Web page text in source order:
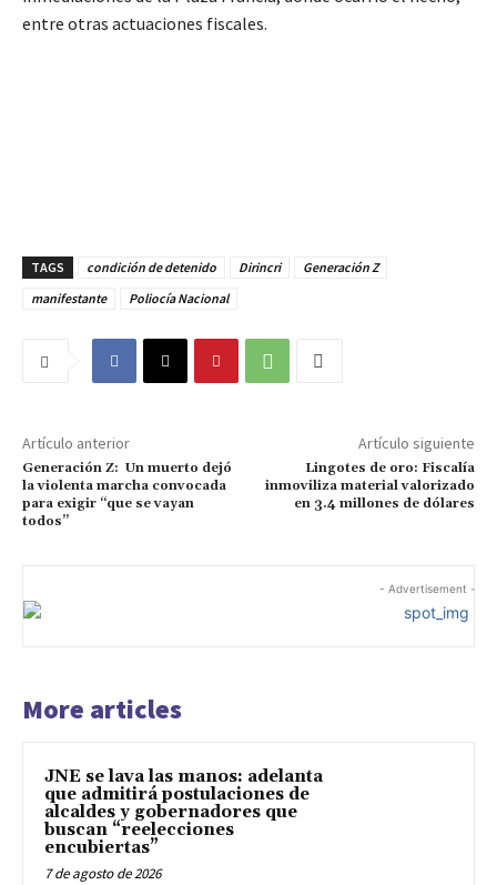
entre otras actuaciones fiscales.
TAGS condición de detenido Dirincri
Generación Z
manifestante
Poliocía Nacional
Artículo anterior
Generación Z: Un muerto dejó
la violenta marcha convocada
para exigir “que se vayan
todos”
Artículo siguiente
Lingotes de oro: Fiscalía
inmoviliza material valorizado
en 3.4 millones de dólares
- Advertisement -
More articles
JNE se lava las manos: adelanta
que admitirá postulaciones de
alcaldes y gobernadores que
buscan “reelecciones
encubiertas”
7 de agosto de 2026